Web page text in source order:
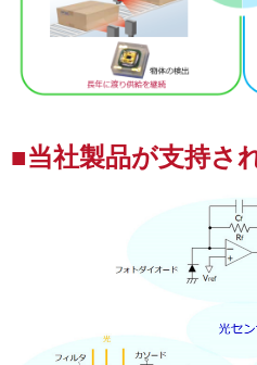
■当社製品が支持さ